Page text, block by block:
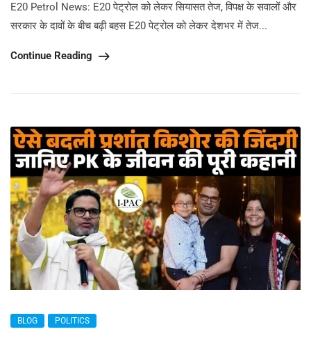
E20 Petrol News: E20 पेट्रोल को लेकर सियासत तेज, विपक्ष के सवालों और
सरकार के दावों के बीच बढ़ी बहस E20 पेट्रोल को लेकर देशभर में तेज...
Continue Reading
BLOG POLITICS